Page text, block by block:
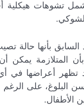
تشوهات
السابق بأنها حالة
المتلازمة يمكن
تظهر أعراضها في
البلوغ، على
الأطفال.